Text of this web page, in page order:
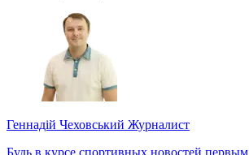
Геннадій Чеховський Журналист